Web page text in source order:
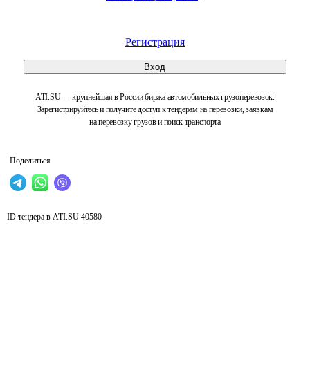
Регистрация
Вход
ATI.SU — крупнейшая в России биржа автомобильных грузоперевозок.
Зарегистрируйтесь и получите доступ к тендерам на перевозки, заявкам
на перевозку грузов и поиск транспорта
Поделиться
ID тендера в ATI.SU 40580